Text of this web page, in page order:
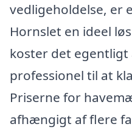
vedligeholdelse, er
Hornslet en ideel
koster det egentligt
professionel til at
Priserne for
afhængigt af flere